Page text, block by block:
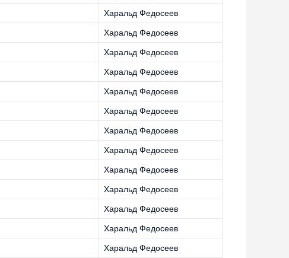
Харальд Федосеев
Харальд Федосеев
Харальд Федосеев
Харальд Федосеев
Харальд Федосеев
Харальд Федосеев
Харальд Федосеев
Харальд Федосеев
Харальд Федосеев
Харальд Федосеев
Харальд Федосеев
Харальд Федосеев
Харальд Федосеев